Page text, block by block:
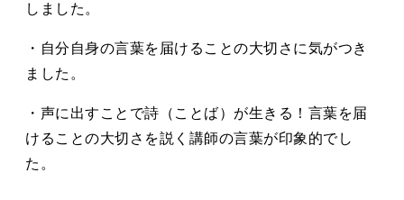
しました。
・自分自身の言葉を届けることの大切さに気がつき
ました。
・声に出すことで詩（ことば）が生きる！言葉を届
けることの大切さを説く講師の言葉が印象的でし
た。